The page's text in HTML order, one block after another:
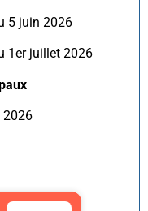
5 juin 2026
1er juillet 2026
2026